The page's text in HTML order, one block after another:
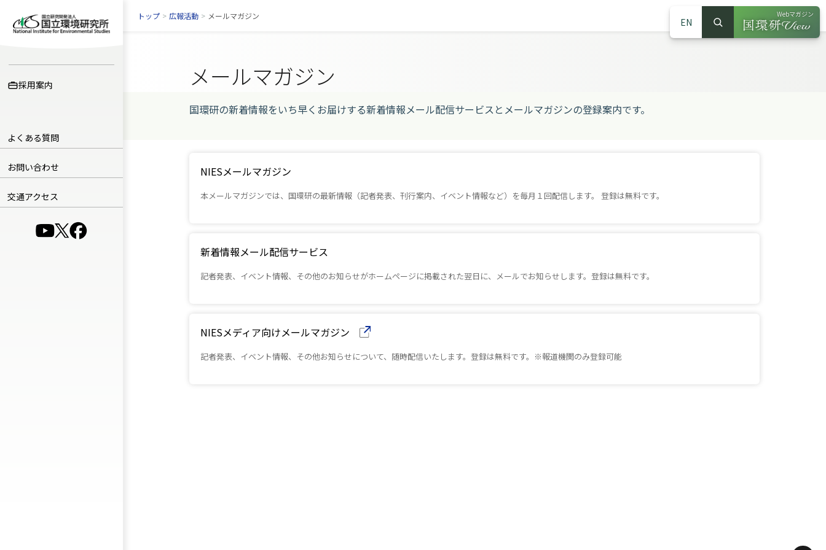
採用案内
よくある質問
お問い合わせ
交通アクセス
（別ウインドウで開きます）
（別ウインドウで開きます）
（別ウインドウで開きます）
EN
サイト内検索
検索
Webマガジン
（別ウインドウ
トップ > 広報活動 > メールマガジン
メールマガジン
国環研の新着情報をいち早くお届けする新着情報メール配信サービスとメールマガジンの登録案内です。
NIESメールマガジン
本メールマガジンでは、国環研の最新情報（記者発表、刊行案内、イベント情報など）を毎月１回配信します。 登録は無料です。
新着情報メール配信サービス
記者発表、イベント情報、その他のお知らせがホームページに掲載された翌日に、メールでお知らせします。登録は無料です。
NIESメディア向けメールマガジン
記者発表、イベント情報、その他お知らせについて、随時配信いたします。登録は無料です。※報道機関のみ登録可能